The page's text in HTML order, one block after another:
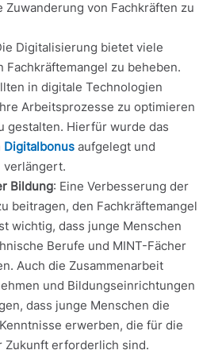
Zuwanderung von Fachkräften zu
Digitalisierung bietet viele
Fachkräftemangel zu beheben.
in digitale Technologien
Arbeitsprozesse zu optimieren
gestalten. Hierfür wurde das
Digitalbonusaufgelegt und
verlängert.
Bildung: Eine Verbesserung der
beitragen, den Fachkräftemangel
wichtig, dass junge Menschen
Berufe und MINT-Fächer
Auch die Zusammenarbeit
und Bildungseinrichtungen
dass junge Menschen die
erwerben, die für die
Zukunft erforderlich sind.